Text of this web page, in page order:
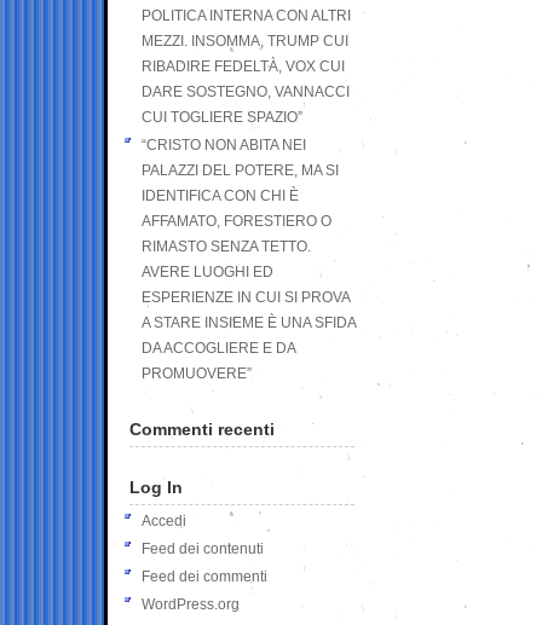
POLITICA INTERNA CON ALTRI
MEZZI. INSOMMA, TRUMP CUI
RIBADIRE FEDELTÀ, VOX CUI
DARE SOSTEGNO, VANNACCI
CUI TOGLIERE SPAZIO”
“CRISTO NON ABITA NEI
PALAZZI DEL POTERE, MA SI
IDENTIFICA CON CHI È
AFFAMATO, FORESTIERO O
RIMASTO SENZA TETTO.
AVERE LUOGHI ED
ESPERIENZE IN CUI SI PROVA
A STARE INSIEME È UNA SFIDA
DA ACCOGLIERE E DA
PROMUOVERE”
Commenti recenti
Log In
Accedi
Feed dei contenuti
Feed dei commenti
WordPress.org